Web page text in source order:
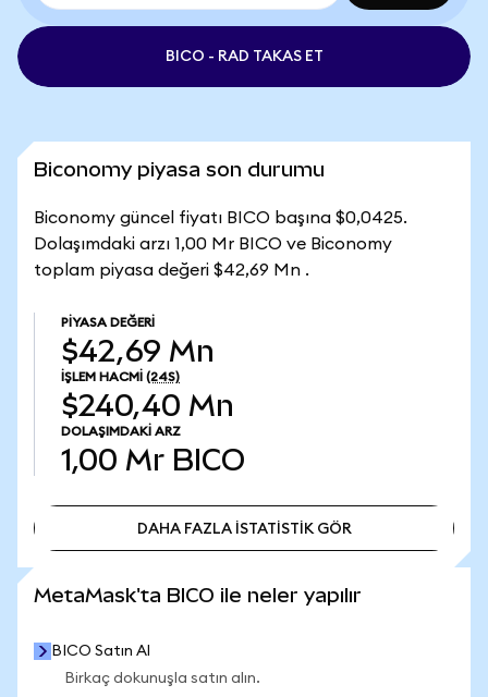
BICO - RAD TAKAS ET
Biconomy piyasa son durumu
Biconomy güncel fiyatı BICO başına $0,0425.
Dolaşımdaki arzı 1,00 Mr BICO ve Biconomy
toplam piyasa değeri $42,69 Mn .
PIYASA DEĞERI
$42,69 Mn
İŞLEM HACMI (24S)
$240,40 Mn
DOLAŞIMDAKI ARZ
1,00 Mr BICO
DAHA FAZLA İSTATİSTİK GÖR
MetaMask'ta BICO ile neler yapılır
BICO Satın Al
Birkaç dokunuşla satın alın.